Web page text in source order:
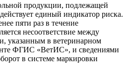
продукции, подлежащей
единый индикатор риска.
пяти раз в течение
несоответствие между
указанным в ветеринарном
ФГИС «ВетИС», и сведениями
в системе маркировки